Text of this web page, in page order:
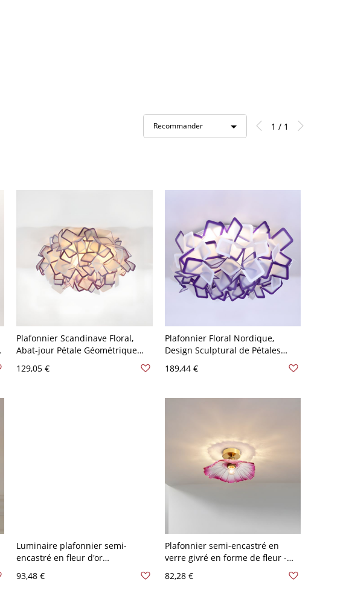
Recommander 1 / 1
Plafonnier Scandinave Floral,
Abat-jour Pétale Géométrique
Artistique pour Chambre - Violet
110 V-120 V 53,34 cm Blanc
129,05 €
Plafonnier Floral Nordique,
Design Sculptural de Pétales
Violet 110 V-120 V 53,34 cm
189,44 €
Luminaire plafonnier semi-
encastré en fleur d'or
verre clair - 110 V-120 V Violet
93,48 €
Plafonnier semi-encastré en
verre givré en forme de fleur -
82,28 €